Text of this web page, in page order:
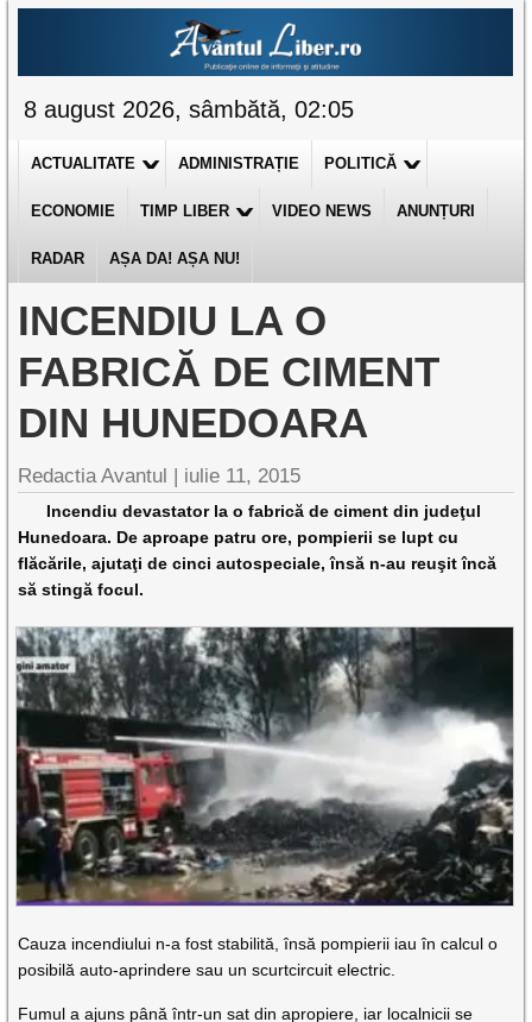
8 august 2026, sâmbătă, 02:05
ACTUALITATE ADMINISTRAȚIE POLITICĂ
ECONOMIE TIMP LIBER VIDEO NEWS ANUNȚURI
RADAR AȘA DA! AȘA NU!
INCENDIU LA O
FABRICĂ DE CIMENT
DIN HUNEDOARA
Redactia Avantul | iulie 11, 2015
Incendiu devastator la o fabrică de ciment din judeţul
Hunedoara. De aproape patru ore, pompierii se lupt cu
flăcările, ajutaţi de cinci autospeciale, însă n-au reuşit încă
să stingă focul.
Cauza incendiului n-a fost stabilită, însă pompierii iau în calcul o
posibilă auto-aprindere sau un scurtcircuit electric.
Fumul a ajuns până într-un sat din apropiere, iar localnicii se